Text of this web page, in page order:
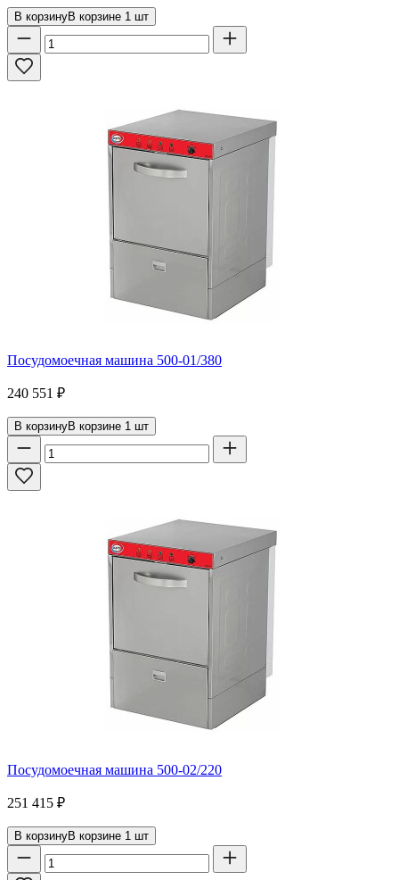
В корзинуВ корзине 1 шт
Посудомоечная машина 500-01/380
240 551 ₽
В корзинуВ корзине 1 шт
Посудомоечная машина 500-02/220
251 415 ₽
В корзинуВ корзине 1 шт